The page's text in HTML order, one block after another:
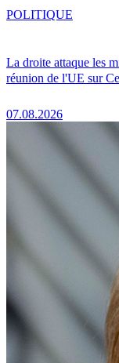
La droite attaque les
réunion de l'UE sur
07.08.2026
POLITIQUE